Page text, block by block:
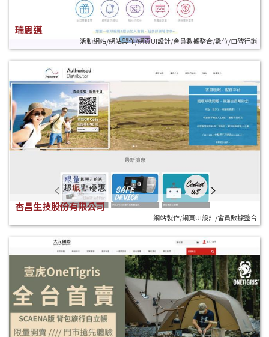
瑞思邁
活動網站/網站製作/網頁UI設計/會員數據整合/數位/口碑行銷
杏昌生技股份有限公司
網站製作/網頁UI設計/會員數據整合